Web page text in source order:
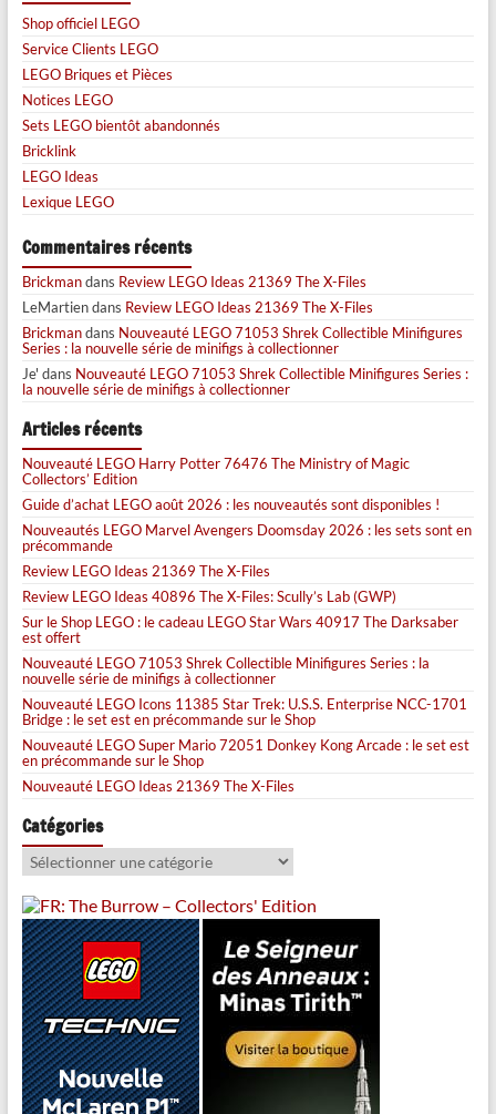
Shop officiel LEGO
Service Clients LEGO
LEGO Briques et Pièces
Notices LEGO
Sets LEGO bientôt abandonnés
Bricklink
LEGO Ideas
Lexique LEGO
Commentaires récents
Brickmandans Review LEGO Ideas 21369 The X-Files
LeMartiendans Review LEGO Ideas 21369 The X-Files
Brickmandans Nouveauté LEGO 71053 Shrek Collectible Minifigures
Series : la nouvelle série de minifigs à collectionner
Je' dans Nouveauté LEGO 71053 Shrek Collectible Minifigures Series :
la nouvelle série de minifigs à collectionner
Articles récents
Nouveauté LEGO Harry Potter 76476 The Ministry of Magic
Collectors’ Edition
Guide d’achat LEGO août 2026 : les nouveautés sont disponibles !
Nouveautés LEGO Marvel Avengers Doomsday 2026 : les sets sont en
précommande
Review LEGO Ideas 21369 The X-Files
Review LEGO Ideas 40896 The X-Files: Scully’s Lab (GWP)
Sur le Shop LEGO : le cadeau LEGO Star Wars 40917 The Darksaber
est offert
Nouveauté LEGO 71053 Shrek Collectible Minifigures Series : la
nouvelle série de minifigs à collectionner
Nouveauté LEGO Icons 11385 Star Trek: U.S.S. Enterprise NCC-1701
Bridge : le set est en précommande sur le Shop
Nouveauté LEGO Super Mario 72051 Donkey Kong Arcade : le set est
en précommande sur le Shop
Nouveauté LEGO Ideas 21369 The X-Files
Catégories
Catégories